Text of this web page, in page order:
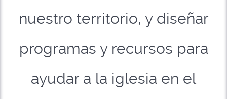
nuestro territorio, y diseñar
programas y recursos para
ayudar a la iglesia en el